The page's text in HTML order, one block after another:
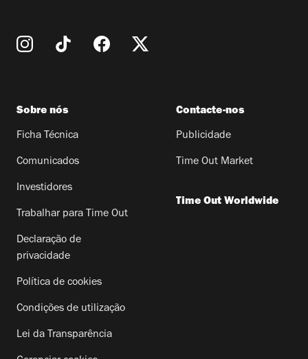
Sobre nós
Ficha Técnica
Comunicados
Investidores
Trabalhar para Time Out
Declaração de
privacidade
Política de cookies
Condições de utilização
Lei da Transparência
Contacte-nos
Publicidade
Time Out Market
Time Out Worldwide